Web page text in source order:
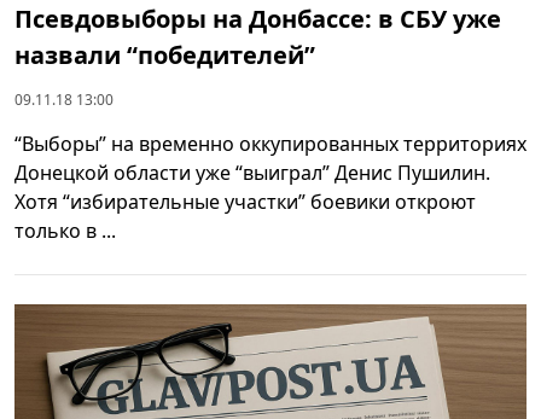
Псевдовыборы на Донбассе: в СБУ уже
назвали “победителей”
09.11.18 13:00
“Выборы” на временно оккупированных территориях
Донецкой области уже “выиграл” Денис Пушилин.
Хотя “избирательные участки” боевики откроют
только в ...